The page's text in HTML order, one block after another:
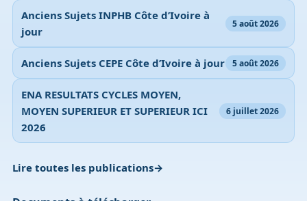
Anciens Sujets INPHB Côte d’Ivoire à
jour
5 août 2026
Anciens Sujets CEPE Côte d’Ivoire à jour 5 août 2026
ENA RESULTATS CYCLES MOYEN,
MOYEN SUPERIEUR ET SUPERIEUR ICI
2026
6 juillet 2026
Lire toutes les publications